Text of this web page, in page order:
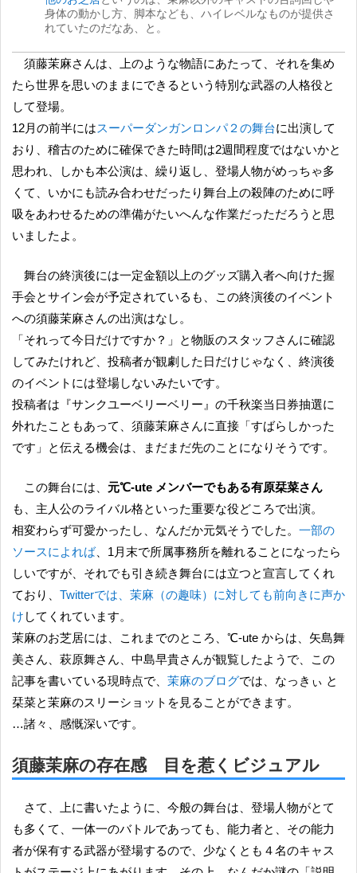
身体の動かし方、脚本なども、ハイレベルなものが提供さ
れていたのだなあ、と。
須藤茉麻さんは、上のような物語にあたって、それを集め
たら世界を思いのままにできるという特別な武器の人格役と
して登場。
12月の前半にはスーパーダンガンロンパ２の舞台に出演して
おり、稽古のために確保できた時間は2週間程度ではないかと
思われ、しかも本公演は、繰り返し、登場人物がめっちゃ多
くて、いかにも読み合わせだったり舞台上の殺陣のために呼
吸をあわせるための準備がたいへんな作業だっただろうと思
いましたよ。
舞台の終演後には一定金額以上のグッズ購入者へ向けた握
手会とサイン会が予定されているも、この終演後のイベント
への須藤茉麻さんの出演はなし。
「それって今日だけですか？」と物販のスタッフさんに確認
してみたけれど、投稿者が観劇した日だけじゃなく、終演後
のイベントには登場しないみたいです。
投稿者は『サンクユーベリーベリー』の千秋楽当日券抽選に
外れたこともあって、須藤茉麻さんに直接「すばらしかった
です」と伝える機会は、まだまだ先のことになりそうです。
この舞台には、 元℃-ute メンバーでもある有原栞菜さん
も、主人公のライバル格といった重要な役どころで出演。
相変わらず可愛かったし、なんだか元気そうでした。 一部の
ソースによれば、1月末で所属事務所を離れることになったら
しいですが、それでも引き続き舞台には立つと宣言してくれ
ており、 Twitterでは、茉麻（の趣味）に対しても前向きに声か
け してくれています。
茉麻のお芝居には、これまでのところ、℃-ute からは、矢島舞
美さん、萩原舞さん、中島早貴さんが観覧したようで、この
記事を書いている現時点で、 茉麻のブログでは、なっきぃ と
栞菜と茉麻のスリーショットを見ることができます。
…諸々、感慨深いです。
須藤茉麻の存在感 目を惹くビジュアル
さて、上に書いたように、今般の舞台は、登場人物がとて
も多くて、一体一のバトルであっても、能力者と、その能力
者が保有する武器が登場するので、少なくとも４名のキャス